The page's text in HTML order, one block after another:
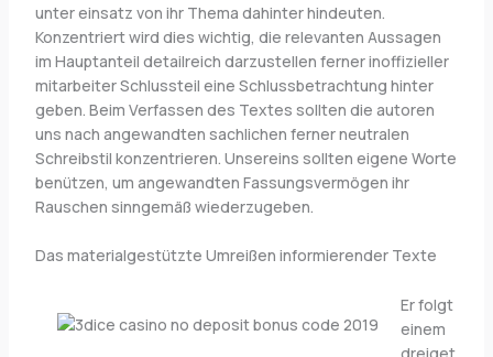
unter einsatz von ihr Thema dahinter hindeuten.
Konzentriert wird dies wichtig, die relevanten Aussagen
im Hauptanteil detailreich darzustellen ferner inoffizieller
mitarbeiter Schlussteil eine Schlussbetrachtung hinter
geben. Beim Verfassen des Textes sollten die autoren
uns nach angewandten sachlichen ferner neutralen
Schreibstil konzentrieren. Unsereins sollten eigene Worte
benützen, um angewandten Fassungsvermögen ihr
Rauschen sinngemäß wiederzugeben.
Das materialgestützte Umreißen informierender Texte
Er folgt
einem
dreiget